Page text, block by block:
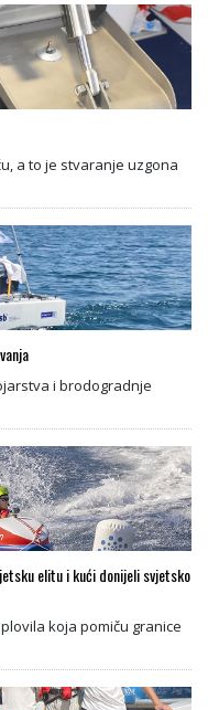
a to je stvaranje uzgona
i brodogradnje
elitu i kući donijeli svjetsko
koja pomiču granice